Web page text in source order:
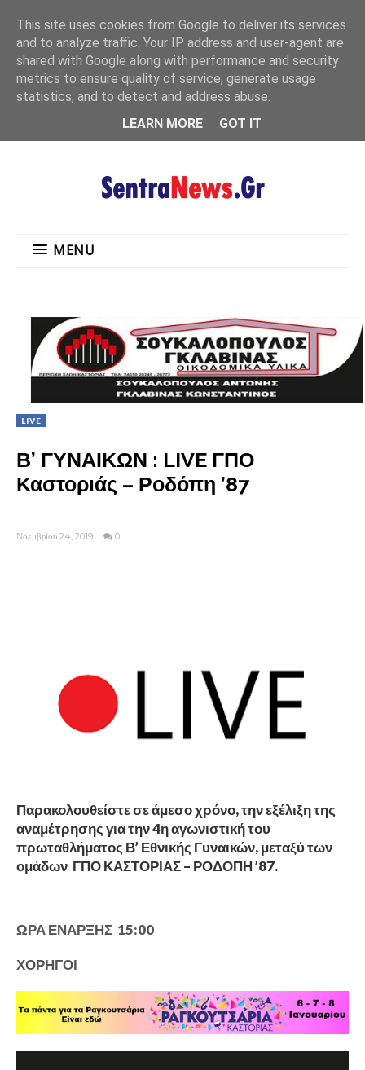
MENU
MENU
LIVE
Β’ ΓΥΝΑΙΚΩΝ : LIVE ΓΠΟ
Καστοριάς – Ροδόπη ’87
Νοεμβρίου 24, 2019 0
Παρακολουθείστε σε άμεσο χρόνο, την εξέλιξη της
αναμέτρησης για την 4η αγωνιστική του
πρωταθλήματος Β’ Εθνικής Γυναικών, μεταξύ των
ομάδων ΓΠΟ ΚΑΣΤΟΡΙΑΣ – ΡΟΔΟΠΗ ’87.
ΩΡΑ ΕΝΑΡΞΗΣ 15:00
ΧΟΡΗΓΟΙ
This site uses cookies from Google to deliver its services
and to analyze traffic. Your IP address and user-agent are
shared with Google along with performance and security
metrics to ensure quality of service, generate usage
statistics, and to detect and address abuse.
LEARN MORE
GOT IT